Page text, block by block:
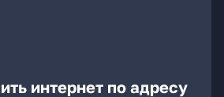
интернет по адресу